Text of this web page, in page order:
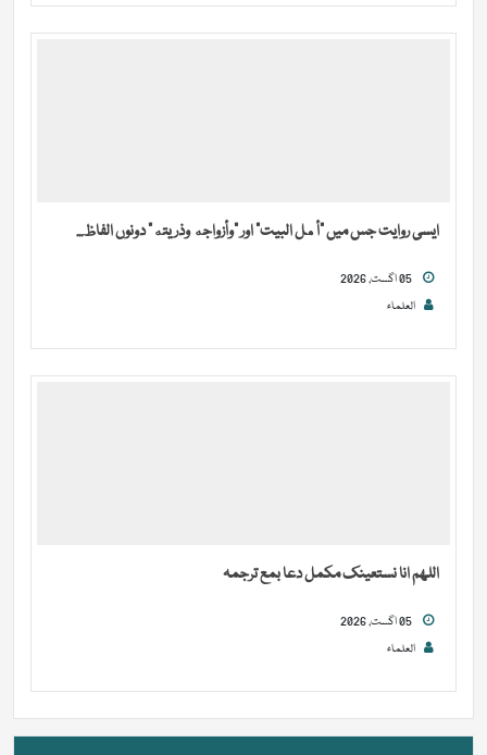
ایسی روایت جس میں “أهل البيت” اور “وأزواجه وذريته” دونوں الفاظ...
العلماء
اللھم انا نستعینک مکمل دعا بمع ترجمہ
العلماء